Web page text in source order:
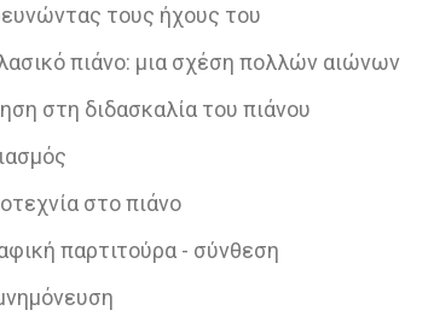
τους ήχους του
πιάνο: μια σχέση πολλών αιώνων
στη διδασκαλία του πιάνου
στο πιάνο
παρτιτούρα - σύνθεση